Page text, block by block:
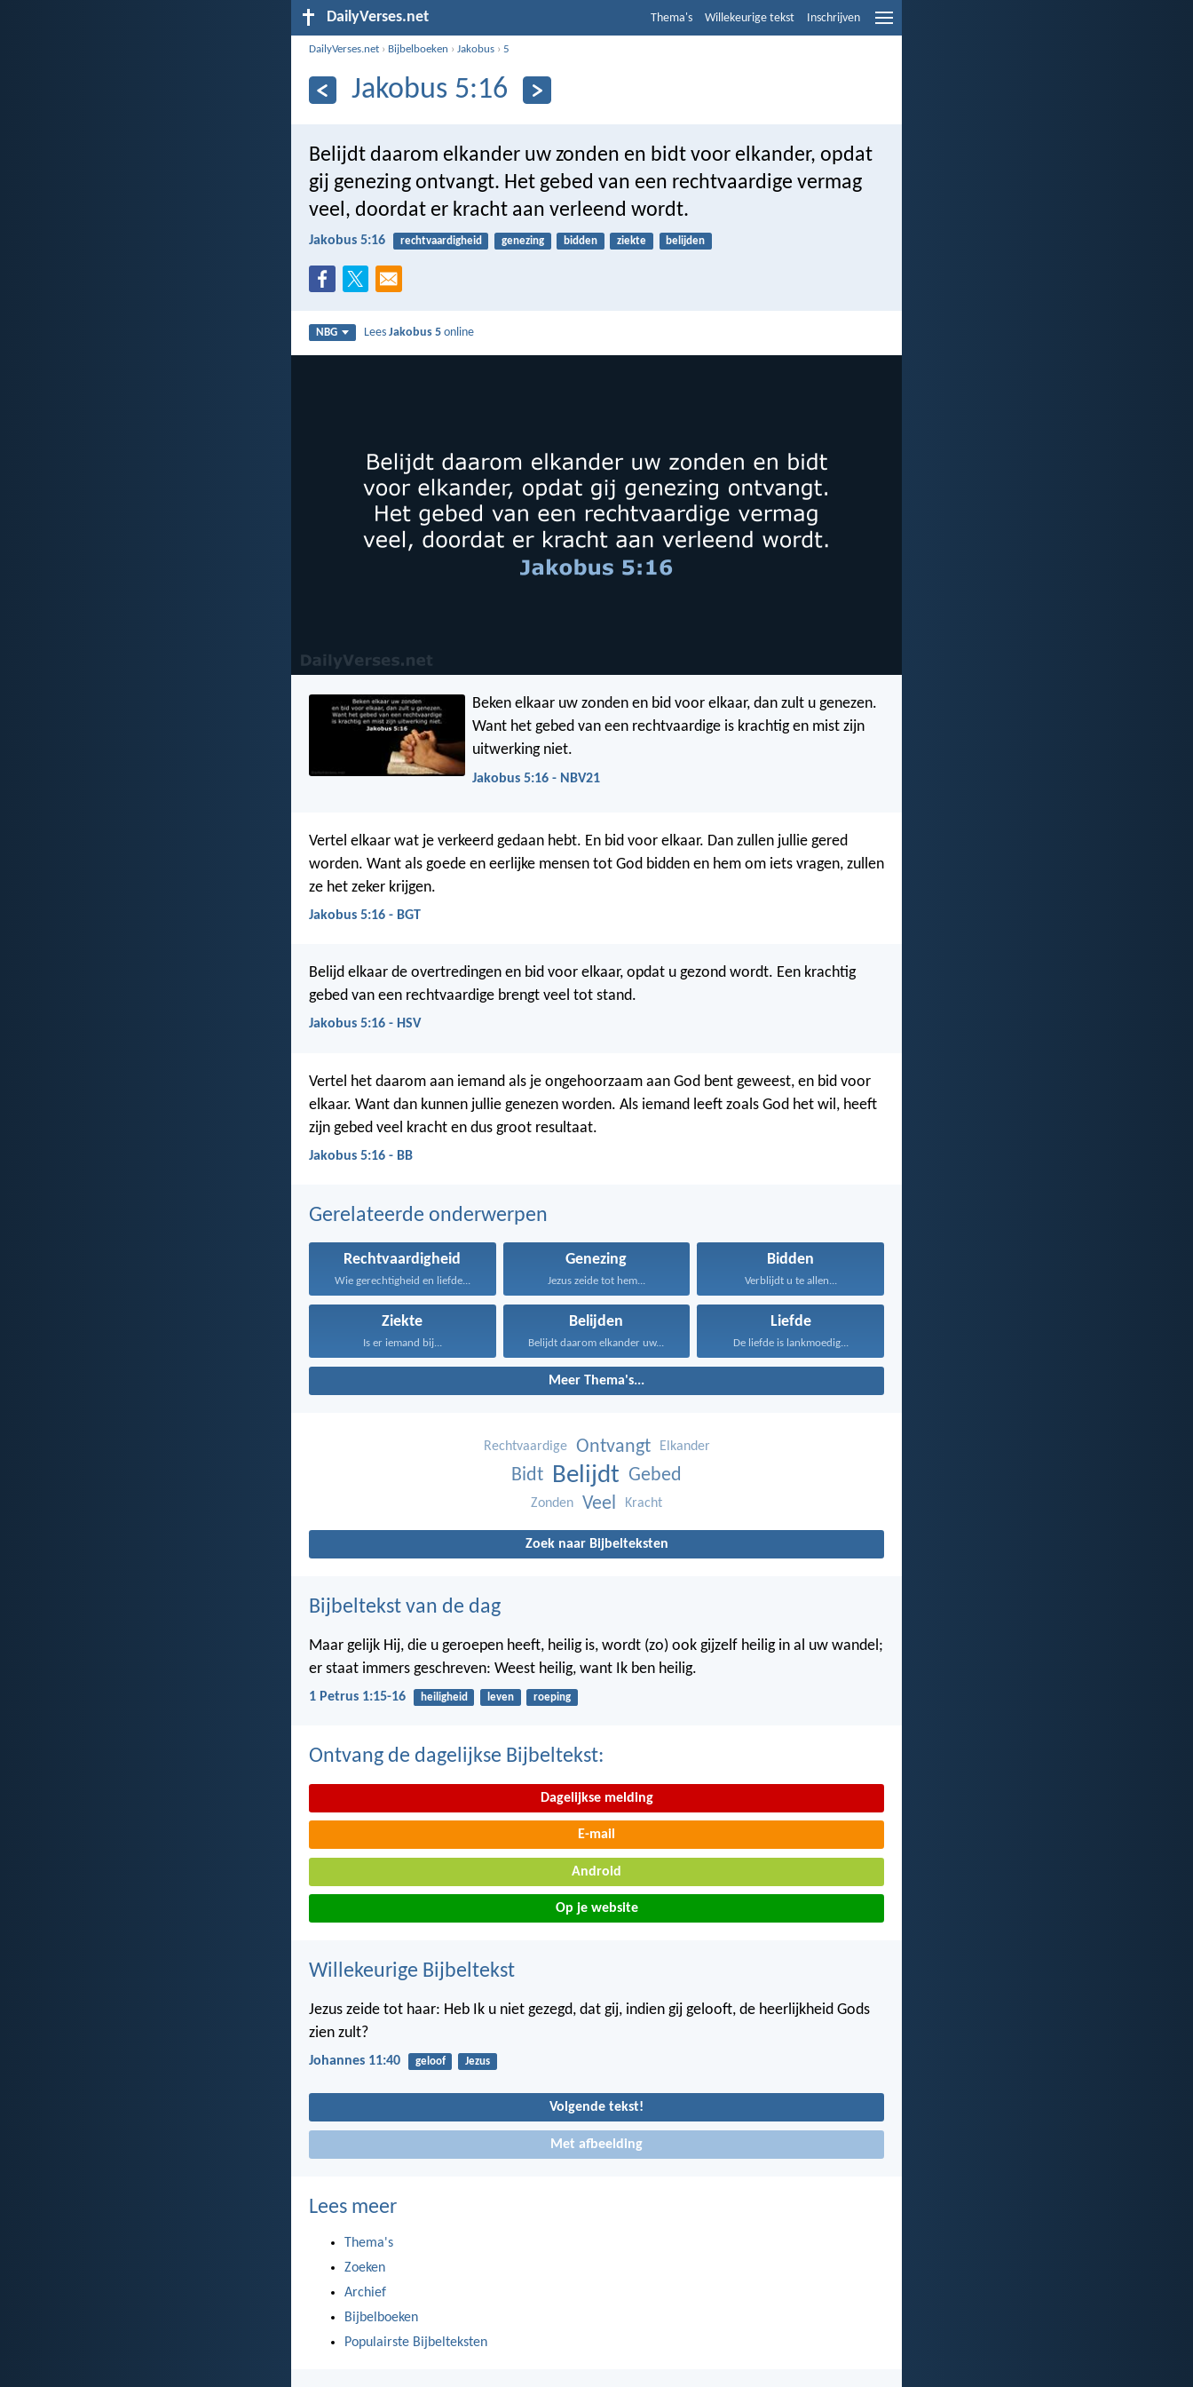
DailyVerses.net Thema's Willekeurige tekst Inschrijven
DailyVerses.net › Bijbelboeken ›Jakobus ›5
Jakobus 5:16
Belijdt daarom elkander uw zonden en bidt voor elkander, opdat
gij genezing ontvangt. Het gebed van een rechtvaardige vermag
veel, doordat er kracht aan verleend wordt.
Jakobus 5:16 rechtvaardigheid genezing bidden ziekte belijden
NBG LeesJakobus 5 online
Beken elkaar uw zonden en bid voor elkaar, dan zult u genezen.
Want het gebed van een rechtvaardige is krachtig en mist zijn
uitwerking niet.
Jakobus 5:16 - NBV21
Vertel elkaar wat je verkeerd gedaan hebt. En bid voor elkaar. Dan zullen jullie gered
worden. Want als goede en eerlijke mensen tot God bidden en hem om iets vragen, zullen
ze het zeker krijgen.
Jakobus 5:16 - BGT
Belijd elkaar de overtredingen en bid voor elkaar, opdat u gezond wordt. Een krachtig
gebed van een rechtvaardige brengt veel tot stand.
Jakobus 5:16 - HSV
Vertel het daarom aan iemand als je ongehoorzaam aan God bent geweest, en bid voor
elkaar. Want dan kunnen jullie genezen worden. Als iemand leeft zoals God het wil, heeft
zijn gebed veel kracht en dus groot resultaat.
Jakobus 5:16 - BB
Gerelateerde onderwerpen
Rechtvaardigheid
Wie gerechtigheid en liefde...
Genezing
Jezus zeide tot hem...
Bidden
Verblijdt u te allen...
Ziekte
Is er iemand bij...
Belijden
Belijdt daarom elkander uw...
Liefde
De liefde is lankmoedig...
Meer Thema's...
Rechtvaardige Ontvangt Elkander
Bidt Belijdt Gebed
Zonden Veel Kracht
Zoek naar Bijbelteksten
Bijbeltekst van de dag
Maar gelijk Hij, die u geroepen heeft, heilig is, wordt (zo) ook gijzelf heilig in al uw wandel;
er staat immers geschreven: Weest heilig, want Ik ben heilig.
1 Petrus 1:15-16 heiligheid leven roeping
Ontvang de dagelijkse Bijbeltekst:
Dagelijkse melding
E-mail
Android
Op je website
Willekeurige Bijbeltekst
Jezus zeide tot haar: Heb Ik u niet gezegd, dat gij, indien gij gelooft, de heerlijkheid Gods
zien zult?
Johannes 11:40 geloof Jezus
Volgende tekst!
Met afbeelding
Lees meer
Thema's
Zoeken
Archief
Bijbelboeken
Populairste Bijbelteksten